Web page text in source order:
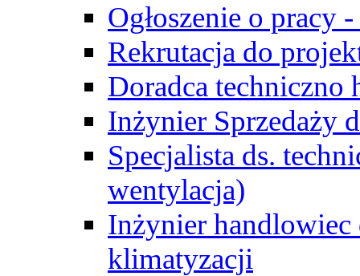
Ogłoszenie o pracy
Rekrutacja do
Doradca techniczno
Inżynier Sprzedaży
Specjalista ds.
wentylacja)
Inżynier handlowiec
klimatyzacji